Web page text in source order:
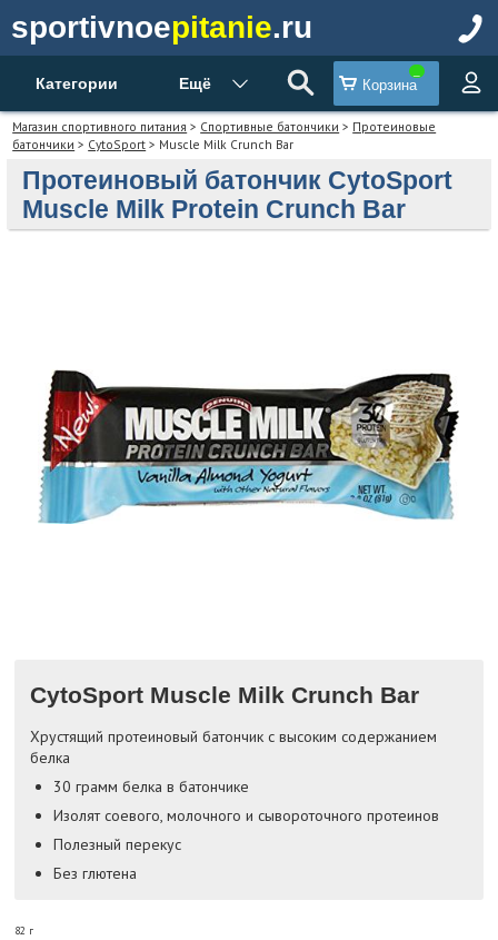
sportivnoepitanie.ru
Категории Ещё Корзина
Магазин спортивного питания > Спортивные батончики > Протеиновые
батончики > CytoSport > Muscle Milk Crunch Bar
Протеиновый батончик CytoSport
Muscle Milk Protein Crunch Bar
CytoSport Muscle Milk Crunch Bar
Хрустящий протеиновый батончик с высоким содержанием
белка
30 грамм белка в батончике
Изолят соевого, молочного и сывороточного протеинов
Полезный перекус
Без глютена
82 г